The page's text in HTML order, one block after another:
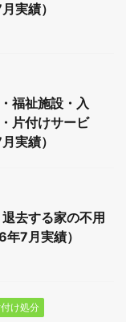
実績）
福祉施設・入
片付けサービ
実績）
去する家の不用
7月実績）
け処分